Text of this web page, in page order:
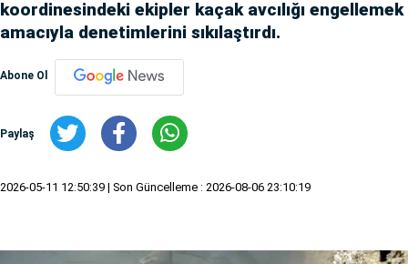
koordinesindeki ekipler kaçak avcılığı engellemek
amacıyla denetimlerini sıkılaştırdı.
Abone Ol
Paylaş
2026-05-11 12:50:39 | Son Güncelleme : 2026-08-06 23:10:19